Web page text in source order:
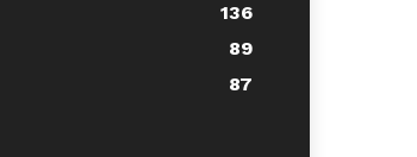
136
89
87